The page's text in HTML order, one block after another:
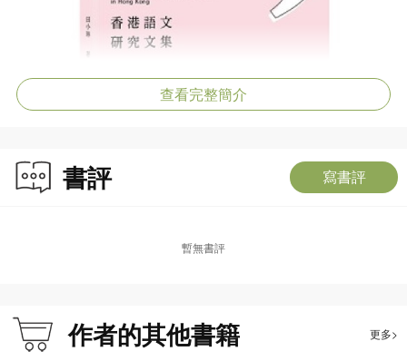
查看完整簡介
書評 寫書評
暫無書評
作者的其他書籍 更多>